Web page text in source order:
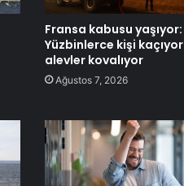
Fransa kabusu yaşıyor:
Yüzbinlerce kişi kaçıyor
alevler kovalıyor
Ağustos 7, 2026